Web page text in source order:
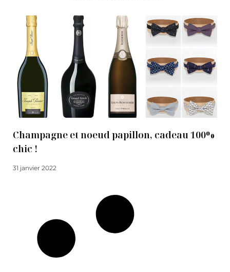
Champagne et noeud papillon, cadeau 100%
chic !
31 janvier 2022